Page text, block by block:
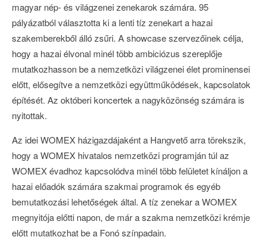
magyar nép- és világzenei zenekarok számára. 95
pályázatból választotta ki a lenti tíz zenekart a hazai
szakemberekből álló zsűri. A showcase szervezőinek célja,
hogy a hazai élvonal minél több ambiciózus szereplője
mutatkozhasson be a nemzetközi világzenei élet prominensei
előtt, elősegítve a nemzetközi együttműködések, kapcsolatok
építését. Az októberi koncertek a nagyközönség számára is
nyitottak.
Az idei WOMEX házigazdájaként a Hangvető arra törekszik,
hogy a WOMEX hivatalos nemzetközi programján túl az
WOMEX évadhoz kapcsolódva minél több felületet kínáljon a
hazai előadók számára szakmai programok és egyéb
bemutatkozási lehetőségek által. A tíz zenekar a WOMEX
megnyitója előtti napon, de már a szakma nemzetközi krémje
előtt mutatkozhat be a Fonó színpadain.